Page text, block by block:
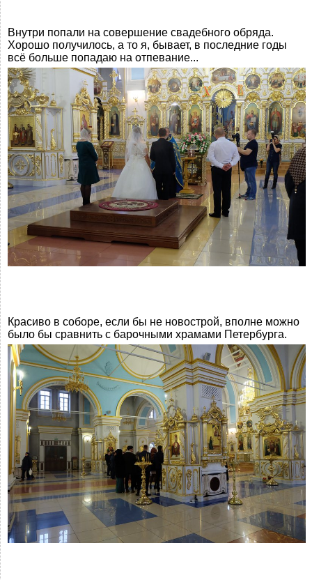
Внутри попали на совершение свадебного обряда.
Хорошо получилось, а то я, бывает, в последние годы
всё больше попадаю на отпевание...
Красиво в соборе, если бы не новострой, вполне можно
было бы сравнить с барочными храмами Петербурга.